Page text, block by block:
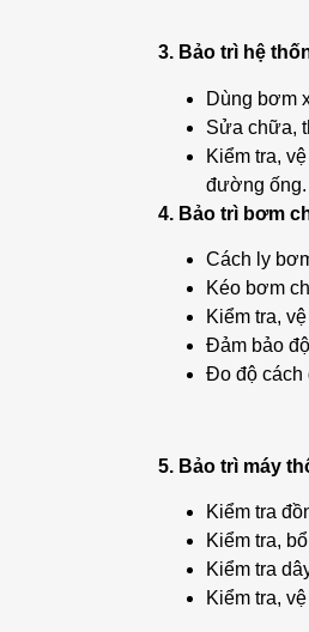
3. Bảo trì hệ
Dùng bơm
Sửa chữa,
Kiểm tra,
đường ống.
4. Bảo trì bơm
Cách ly
Kéo bơm
Kiểm tra,
Đảm bảo
Đo độ cách
5. Bảo trì máy
Kiểm tra
Kiểm tra,
Kiểm tra
Kiểm tra,